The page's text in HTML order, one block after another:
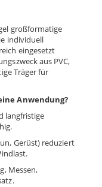
großformatige
individuell
eingesetzt
aus PVC,
Träger für
Anwendung?
langfristige
Gerüst) reduziert
Messen,